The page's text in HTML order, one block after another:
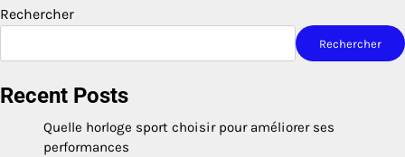
Rechercher
Rechercher
Recent Posts
Quelle horloge sport choisir pour améliorer ses
performances